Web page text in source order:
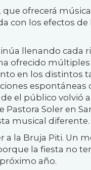
ofrecerá
con los efectos de
llenando cada
ofrecido
en los distintos
espontáneas
el público volvió
Soler en
musical diferente.
a la Bruja Piti. Un
la fiesta no
año.